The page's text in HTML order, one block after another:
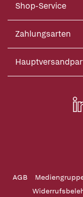
Shop-Service
Zahlungsarten
AGB